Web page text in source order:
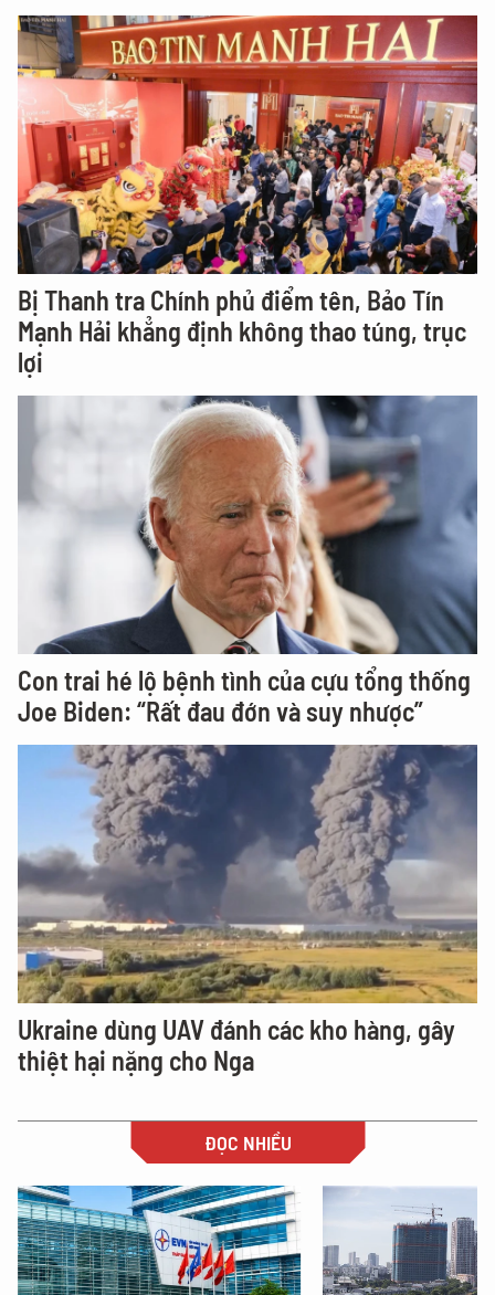
Bị Thanh tra Chính phủ điểm tên, Bảo Tín
Mạnh Hải khẳng định không thao túng, trục
lợi
Con trai hé lộ bệnh tình của cựu tổng thống
Joe Biden: “Rất đau đớn và suy nhược”
Ukraine dùng UAV đánh các kho hàng, gây
thiệt hại nặng cho Nga
ĐỌC NHIỀU